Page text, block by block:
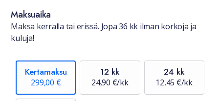
Maksuaika
Maksa kerralla tai erissä. Jopa 36 kk ilman korkoja ja
kuluja!
Kertamaksu
299,00 €
12 kk
24,90 €/kk
24 kk
12,45 €/kk